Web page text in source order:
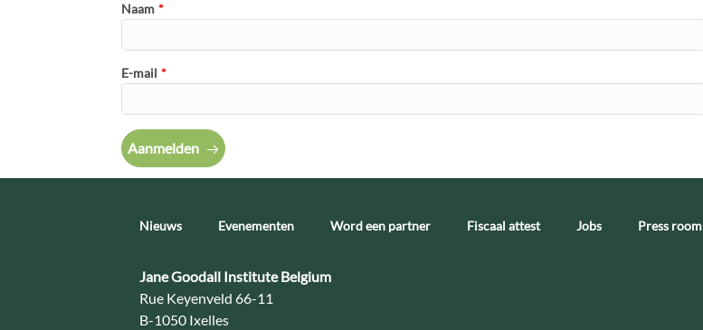
Naam *
E-mail *
Aanmelden
Nieuws Evenementen Word een partner Fiscaal attest Jobs Press room
Contact:
Jane Goodall Institute Belgium
Adres:
Rue Keyenveld 66-11
B-1050 Ixelles